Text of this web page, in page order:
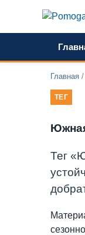
Главная /
ТЕГ
Тег